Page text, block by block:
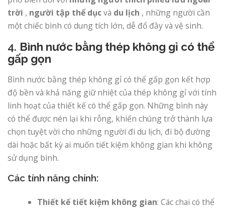
trời , người tập thể dụcvà du lịch , những người cần
một chiếc bình có dung tích lớn, dễ đổ đầy và vệ sinh.
4. Bình nước bằng thép không gỉ có thể
gấp gọn
Bình nước bằng thép không gỉ có thể gấp gọn kết hợp
độ bền và khả năng giữ nhiệt của thép không gỉ với tính
linh hoạt của thiết kế có thể gấp gọn. Những bình này
có thể được nén lại khi rỗng, khiến chúng trở thành lựa
chọn tuyệt vời cho những người đi du lịch, đi bộ đường
dài hoặc bất kỳ ai muốn tiết kiệm không gian khi không
sử dụng bình.
Các tính năng chính:
Thiết kế tiết kiệm không gian: Các chai có thể